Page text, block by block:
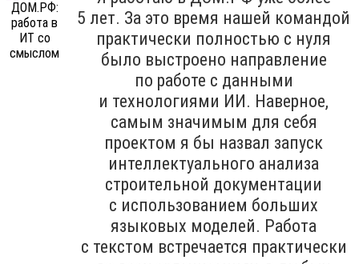
5 лет. За это время нашей командой
практически полностью с нуля
было выстроено направление
по работе с данными
и технологиями ИИ. Наверное,
самым значимым для себя
проектом я бы назвал запуск
интеллектуального анализа
строительной документации
с использованием больших
языковых моделей. Работа
с текстом встречается практически